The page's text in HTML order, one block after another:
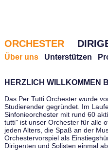
ORCHESTER
Über uns Unterstützen
HERZLICH WILLKOMMEN
Das Per Tutti Orchester wurde
Studierender gegründet. Im
Sinfonieorchester mit rund 60
tutti" ist unser Orchester für alle
jeden Alters, die Spaß an der
Orchestervorspiel als
Dirigenten und Solisten einmal